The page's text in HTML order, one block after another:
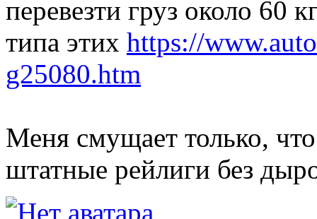
перевезти груз около 60
типа этих https://
g25080.htm
Меня смущает только,
штатные рейлиги без